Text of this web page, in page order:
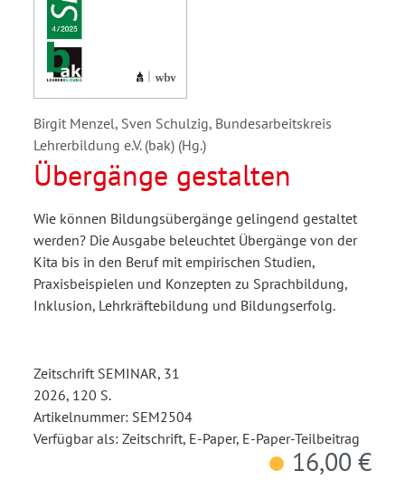
Birgit Menzel, Sven Schulzig, Bundesarbeitskreis
Lehrerbildung e.V. (bak) (Hg.)
Übergänge gestalten
Wie können Bildungsübergänge gelingend gestaltet
werden? Die Ausgabe beleuchtet Übergänge von der
Kita bis in den Beruf mit empirischen Studien,
Praxisbeispielen und Konzepten zu Sprachbildung,
Inklusion, Lehrkräftebildung und Bildungserfolg.
Zeitschrift SEMINAR, 31
2026, 120 S.
Artikelnummer: SEM2504
Verfügbar als: Zeitschrift, E-Paper, E-Paper-Teilbeitrag
16,00 €